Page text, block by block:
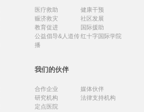
医疗救助
健康干预
赈济救灾
社区发展
教育促进
国际援助
公益倡导&人道传
播
红十字国际学院
我们的伙伴
合作企业
媒体伙伴
研究机构
法律支持机构
定点医院